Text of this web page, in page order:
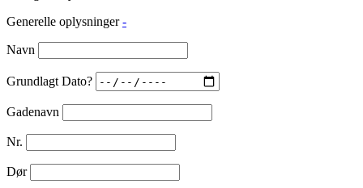
Generelle oplysninger -
Navn
Grundlagt Dato?
Gadenavn
Nr.
Dør